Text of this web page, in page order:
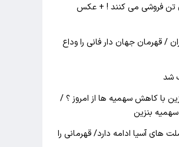
تن فروشی می کنند ! + عکس
/ قهرمان جهان دار فانی را وداع
شد
با کاهش سهمیه ها از امروز ؟ /
بنزین
های آسیا ادامه دارد/ قهرمانی را